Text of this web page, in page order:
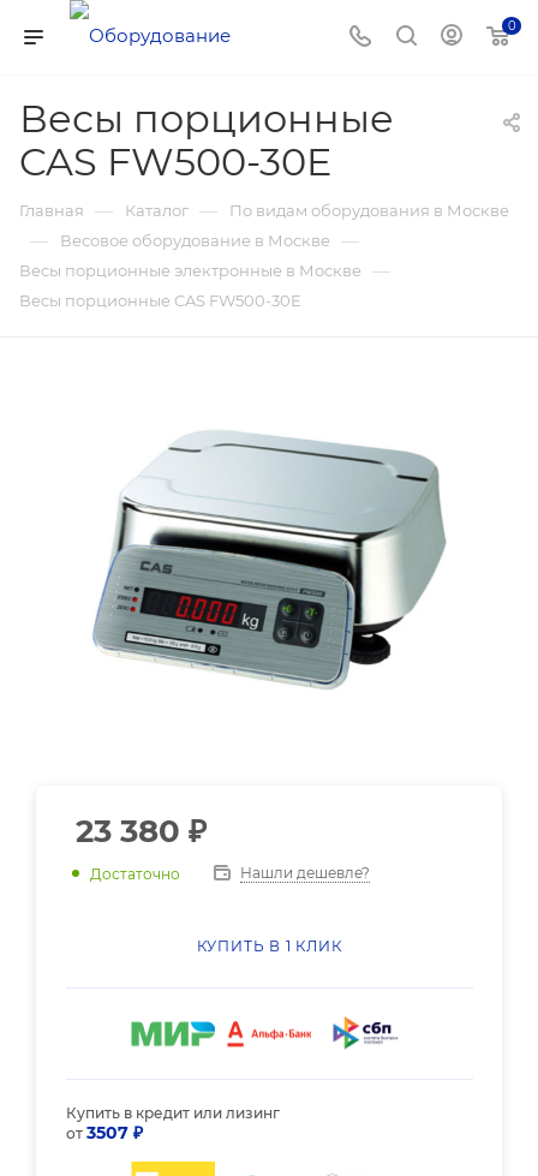
0
Весы порционные
CAS FW500-30E
Главная — Каталог — По видам оборудования в Москве
— Весовое оборудование в Москве —
Весы порционные электронные в Москве —
Весы порционные CAS FW500-30E
23 380 ₽
Достаточно Нашли дешевле?
КУПИТЬ В 1 КЛИК
Купить в кредит или лизинг
от 3507 ₽